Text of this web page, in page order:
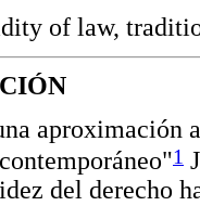
of law,
aproximación
1
del derecho